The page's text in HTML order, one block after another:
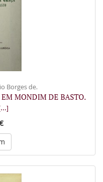
Borges de.
EM MONDIM DE BASTO.